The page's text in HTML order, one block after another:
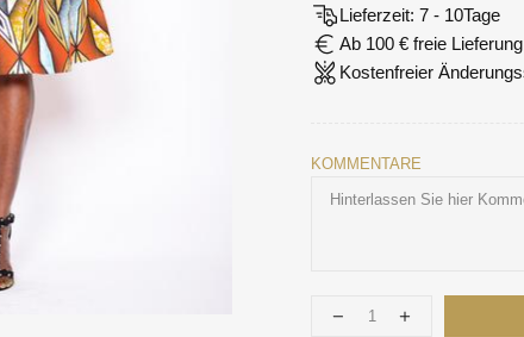
Lieferzeit: 7 - 10Tage
Ab 100 € freie
Kostenfreier
KOMMENTARE